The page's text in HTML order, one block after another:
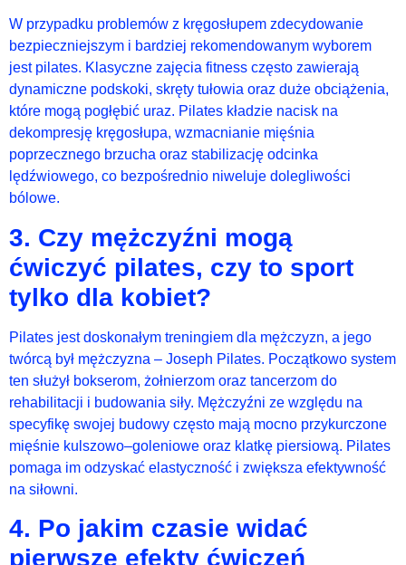
W przypadku problemów z kręgosłupem zdecydowanie
bezpieczniejszym i bardziej rekomendowanym wyborem
jest pilates. Klasyczne zajęcia fitness często zawierają
dynamiczne podskoki, skręty tułowia oraz duże obciążenia,
które mogą pogłębić uraz. Pilates kładzie nacisk na
dekompresję kręgosłupa, wzmacnianie mięśnia
poprzecznego brzucha oraz stabilizację odcinka
lędźwiowego, co bezpośrednio niweluje dolegliwości
bólowe.
3. Czy mężczyźni mogą
ćwiczyć pilates, czy to sport
tylko dla kobiet?
Pilates jest doskonałym treningiem dla mężczyzn, a jego
twórcą był mężczyzna – Joseph Pilates. Początkowo system
ten służył bokserom, żołnierzom oraz tancerzom do
rehabilitacji i budowania siły. Mężczyźni ze względu na
specyfikę swojej budowy często mają mocno przykurczone
mięśnie kulszowo–goleniowe oraz klatkę piersiową. Pilates
pomaga im odzyskać elastyczność i zwiększa efektywność
na siłowni.
4. Po jakim czasie widać
pierwsze efekty ćwiczeń